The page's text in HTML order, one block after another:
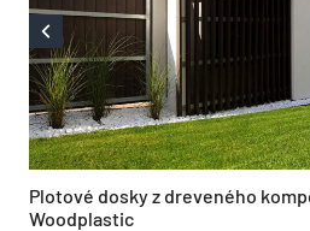
Plotové dosky z dreveného
Woodplastic